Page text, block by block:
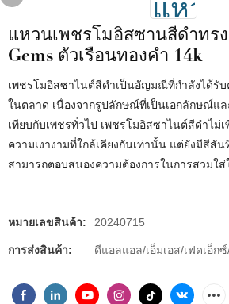
แหวนเพชรโมอิสซานสีดำทร
Gems ตัวเรือนทองคำ 14k
เพชรโมอิสซาไนต์สีดำเป็นอัญมณีที่กำลังได้รับ
ในตลาด เนื่องจากรูปลักษณ์ที่เป็นเอกลักษณ์แล
เทียบกับเพชรทั่วไป เพชรโมอิสซาไนต์สีดำไม่
ความเงางามที่ใกล้เคียงกันเท่านั้น แต่ยังมีสีสั
สามารถตอบสนองความต้องการในการสวมใส่
หมายเลขสินค้า: 20240715
การส่งสินค้า: ดีแอลแอล/เอ็มเอส/เฟดเอ็ก